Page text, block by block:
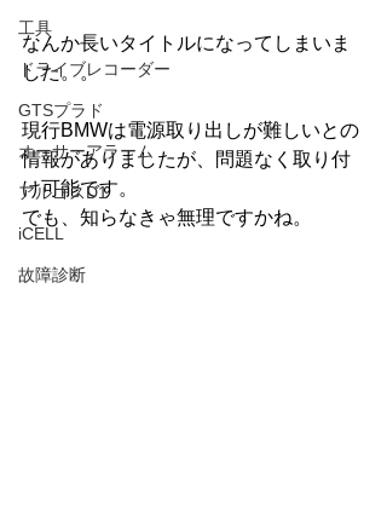
工具
ドライブレコーダー
GTSプラド
オーサーアラーム
アルゴスD1
iCELL
故障診断
なんか長いタイトルになってしまいま
した。。
現行BMWは電源取り出しが難しいとの
情報がありましたが、問題なく取り付
け可能です。
でも、知らなきゃ無理ですかね。